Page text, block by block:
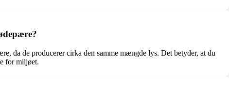
da de producerer cirka den samme mængde lys. Det betyder, at du
for miljøet.